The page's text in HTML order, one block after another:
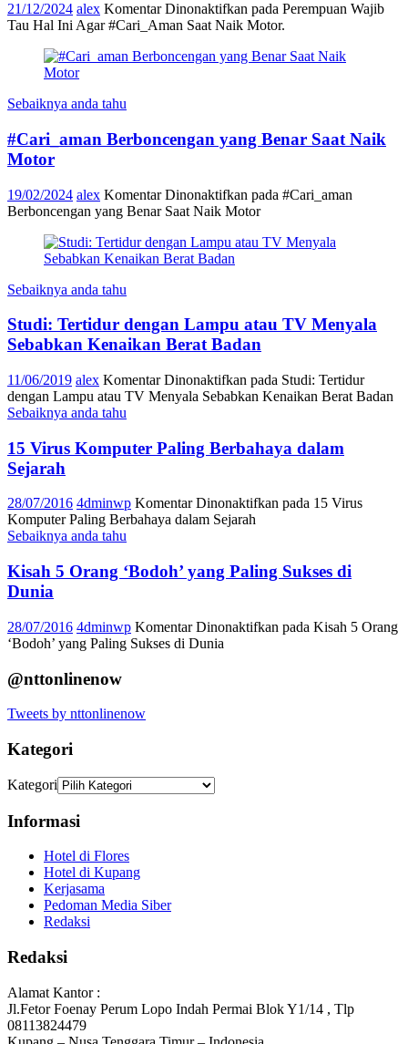
21/12/2024 alex Komentar Dinonaktifkan pada Perempuan Wajib
Tau Hal Ini Agar #Cari_Aman Saat Naik Motor.
Sebaiknya anda tahu
#Cari_aman Berboncengan yang Benar Saat Naik
Motor
19/02/2024 alex Komentar Dinonaktifkan pada #Cari_aman
Berboncengan yang Benar Saat Naik Motor
Sebaiknya anda tahu
Studi: Tertidur dengan Lampu atau TV Menyala
Sebabkan Kenaikan Berat Badan
11/06/2019 alex Komentar Dinonaktifkan pada Studi: Tertidur
dengan Lampu atau TV Menyala Sebabkan Kenaikan Berat Badan
Sebaiknya anda tahu
15 Virus Komputer Paling Berbahaya dalam
Sejarah
28/07/2016 4dminwp Komentar Dinonaktifkan pada 15 Virus
Komputer Paling Berbahaya dalam Sejarah
Sebaiknya anda tahu
Kisah 5 Orang ‘Bodoh’ yang Paling Sukses di
Dunia
28/07/2016 4dminwp Komentar Dinonaktifkan pada Kisah 5 Orang
‘Bodoh’ yang Paling Sukses di Dunia
@nttonlinenow
Tweets by nttonlinenow
Kategori
Kategori
Informasi
Hotel di Flores
Hotel di Kupang
Kerjasama
Pedoman Media Siber
Redaksi
Redaksi
Alamat Kantor :
Jl.Fetor Foenay Perum Lopo Indah Permai Blok Y1/14 , Tlp
08113824479